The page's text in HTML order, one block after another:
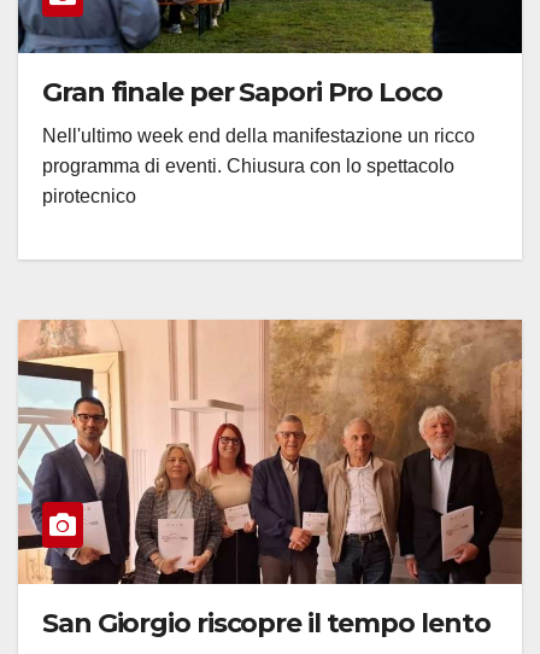
Gran finale per Sapori Pro Loco
Nell'ultimo week end della manifestazione un ricco
programma di eventi. Chiusura con lo spettacolo
pirotecnico
San Giorgio riscopre il tempo lento